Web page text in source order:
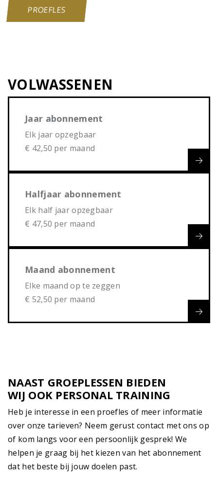
PROEFLES
VOLWASSENEN
Jaar abonnement
Elk jaar opzegbaar
€ 42,50 per maand
Halfjaar abonnement
Elk half jaar opzegbaar
€ 47,50 per maand
Maand abonnement
Elke maand op te zeggen
€ 52,50 per maand
NAAST GROEPLESSEN BIEDEN
WIJ OOK PERSONAL TRAINING
Heb je interesse in een proefles of meer informatie
over onze tarieven? Neem gerust contact met ons op
of kom langs voor een persoonlijk gesprek! We
helpen je graag bij het kiezen van het abonnement
dat het beste bij jouw doelen past.